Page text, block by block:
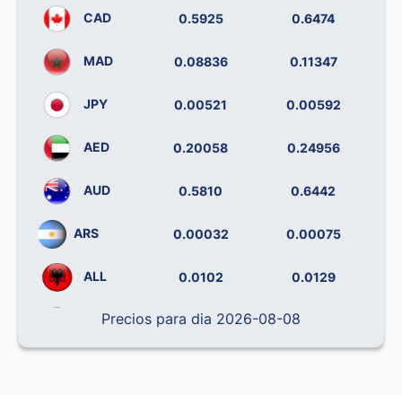
CAD 0.5925 0.6474
MAD 0.08836 0.11347
JPY 0.00521 0.00592
AED 0.20058 0.24956
AUD 0.5810 0.6442
ARS 0.00032 0.00075
ALL 0.0102 0.0129
BRL 0.14238 0.19492
Precios para dia 2026-08-08